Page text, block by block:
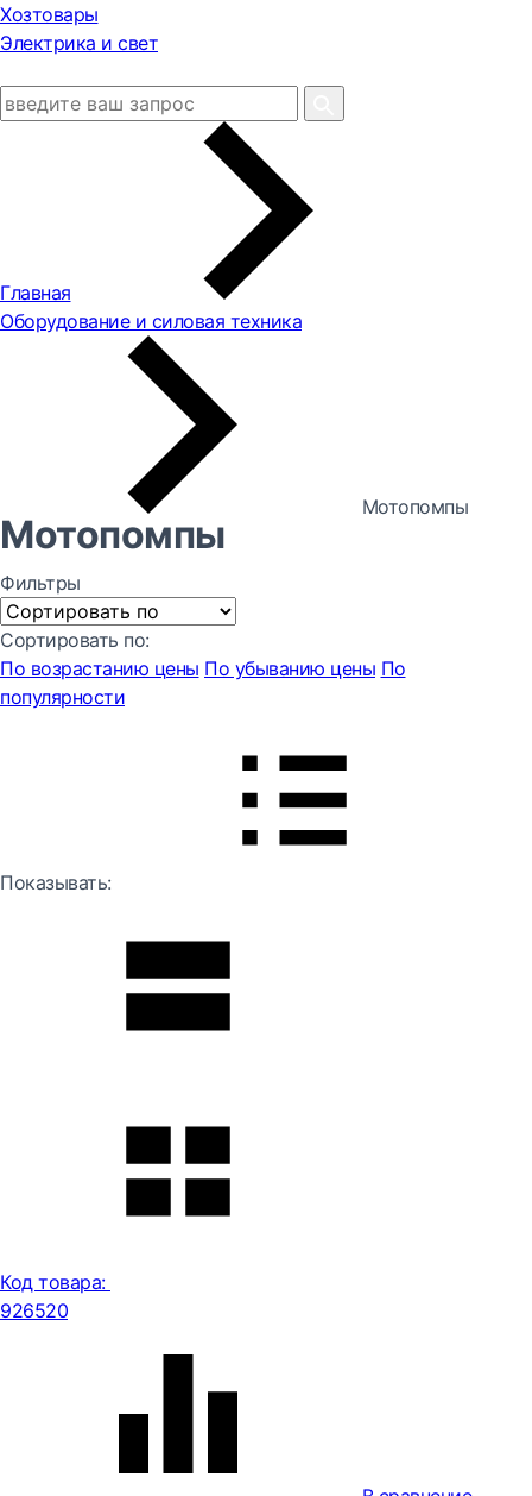
Хозтовары
Электрика и свет
Главная
Оборудование и силовая техника
Мотопомпы
Мотопомпы
Фильтры
Сортировать по:
По возрастанию цены По убыванию цены По
популярности
Показывать:
Код товара:
926520